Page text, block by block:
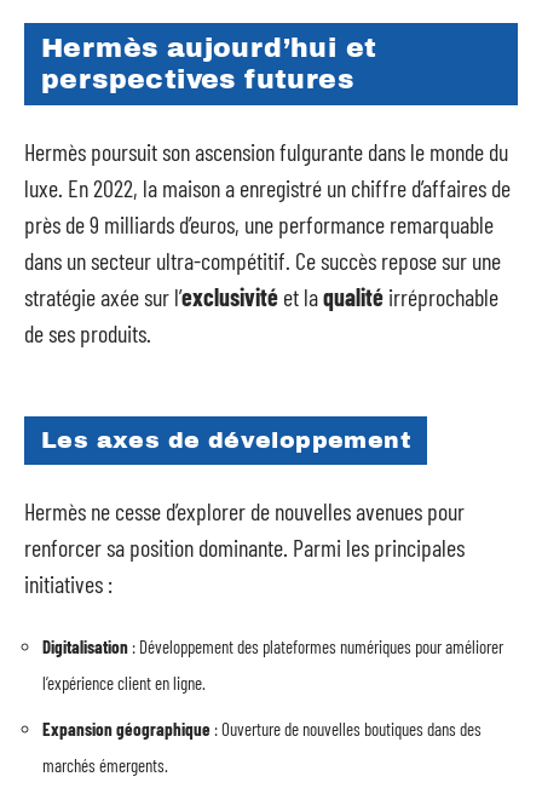
Hermès aujourd’hui et
perspectives futures
Hermès poursuit son ascension fulgurante dans le monde du
luxe. En 2022, la maison a enregistré un chiffre d’affaires de
près de 9 milliards d’euros, une performance remarquable
dans un secteur ultra-compétitif. Ce succès repose sur une
stratégie axée sur l’exclusivité et laqualité irréprochable
de ses produits.
Les axes de développement
Hermès ne cesse d’explorer de nouvelles avenues pour
renforcer sa position dominante. Parmi les principales
initiatives :
Digitalisation : Développement des plateformes numériques pour améliorer
l’expérience client en ligne.
Expansion géographique : Ouverture de nouvelles boutiques dans des
marchés émergents.